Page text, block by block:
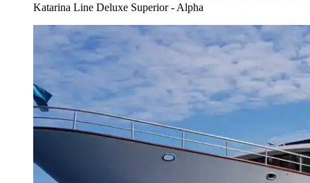
Katarina Line Deluxe Superior - Alpha